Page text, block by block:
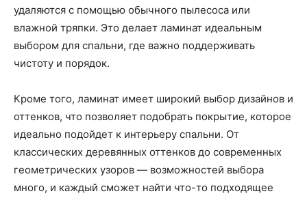
удаляются с помощью обычного пылесоса или
влажной тряпки. Это делает ламинат идеальным
выбором для спальни, где важно поддерживать
чистоту и порядок.
Кроме того, ламинат имеет широкий выбор дизайнов и
оттенков, что позволяет подобрать покрытие, которое
идеально подойдет к интерьеру спальни. От
классических деревянных оттенков до современных
геометрических узоров — возможностей выбора
много, и каждый сможет найти что-то подходящее